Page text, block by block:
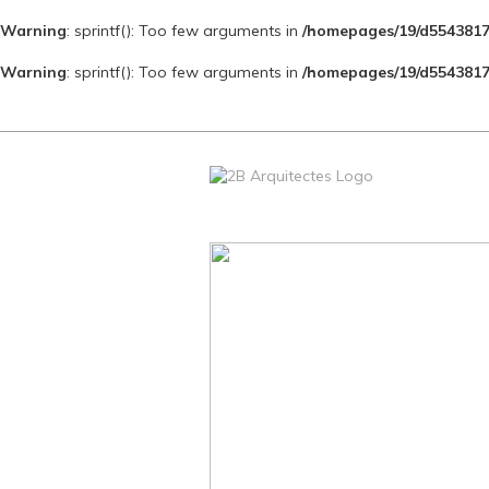
Warning: sprintf(): Too few arguments in /homepages/19/
Warning: sprintf(): Too few arguments in /homepages/19/
content